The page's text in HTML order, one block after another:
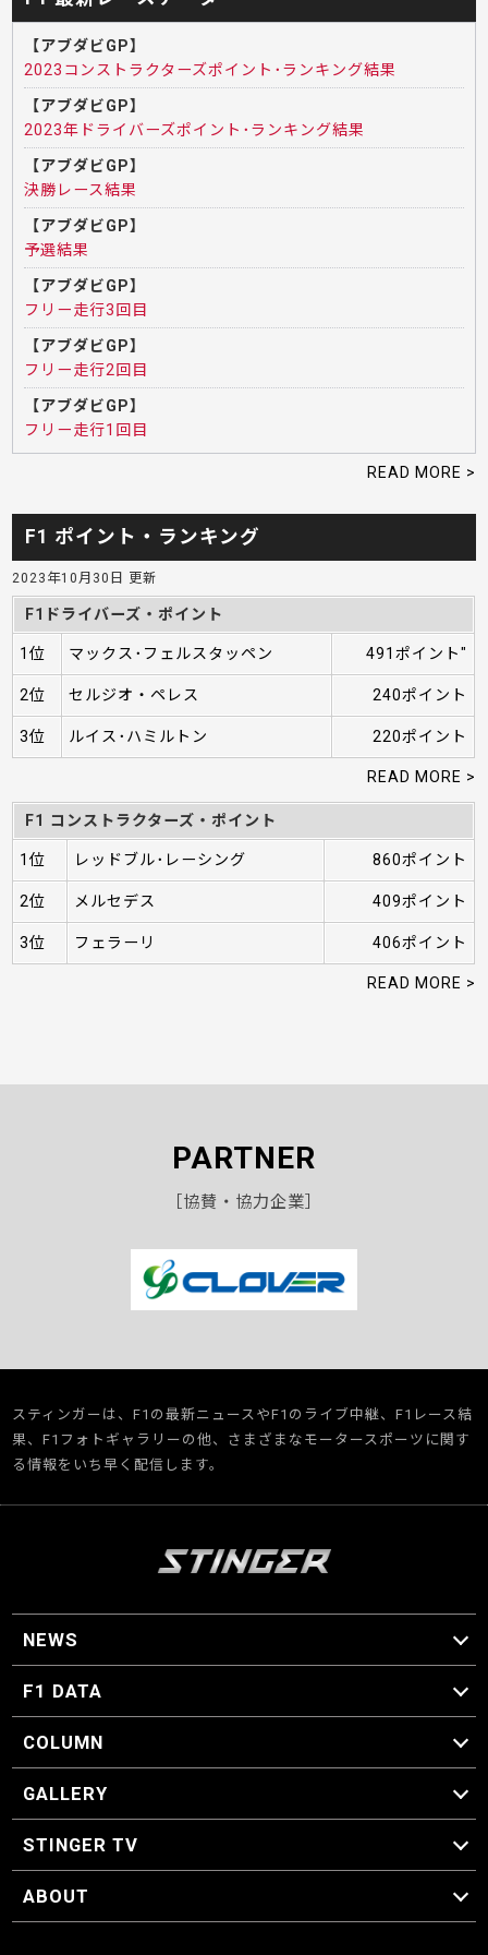
【アブダビGP】
2023コンストラクターズポイント･ランキング結果
【アブダビGP】
2023年ドライバーズポイント･ランキング結果
【アブダビGP】
決勝レース結果
【アブダビGP】
予選結果
【アブダビGP】
フリー走行3回目
【アブダビGP】
フリー走行2回目
【アブダビGP】
フリー走行1回目
READ MORE >
F1 ポイント・ランキング
2023年10月30日 更新
F1ドライバーズ・ポイント
1位 マックス･フェルスタッペン 491ポイント"
2位 セルジオ・ペレス 240ポイント
3位 ルイス･ハミルトン 220ポイント
READ MORE >
F1 コンストラクターズ・ポイント
1位 レッドブル･レーシング 860ポイント
2位 メルセデス 409ポイント
3位 フェラーリ 406ポイント
READ MORE >
PARTNER
［協賛・協力企業］
スティンガーは、F1の最新ニュースやF1のライブ中継、F1レース結
果、F1フォトギャラリーの他、さまざまなモータースポーツに関す
る情報をいち早く配信します。
NEWS
F1 ニュース
F1 DATA
F1 日程
F1 データ
COLUMN
マイ・ワンダフル・サーキット
スクーデリア・一方通行
F1に燃え、ゴルフに泣く日々。
スティングくんの部屋
GALLERY
GALLERY
STINGER TV
STINGER TV
ABOUT